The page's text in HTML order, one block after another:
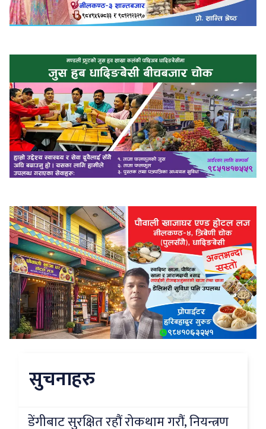
सुचनाहरु
डेंगीबाट सुरक्षित रहौं रोकथाम गरौं, नियन्त्रण